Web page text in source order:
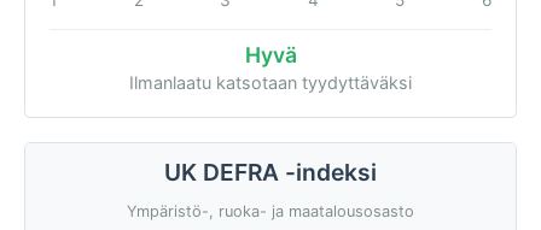
Hyvä
Ilmanlaatu katsotaan tyydyttäväksi
UK DEFRA -indeksi
Ympäristö-, ruoka- ja maatalousosasto